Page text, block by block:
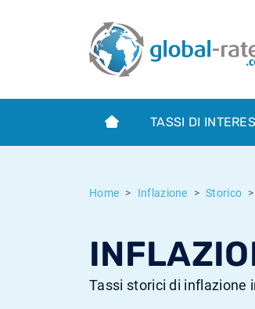
TASSI DI
Home Inflazione Storico
Tassi storici di inflazione
Term SOFR
Cos'è l'inflazione CPI?
Cos'è l'inflazione HICP?
Inflazione Svizzera
Tassi storici Euribor
Tassi storici di ESTER
Tassi di inflazione storici
Calcolatore dell’inflazione